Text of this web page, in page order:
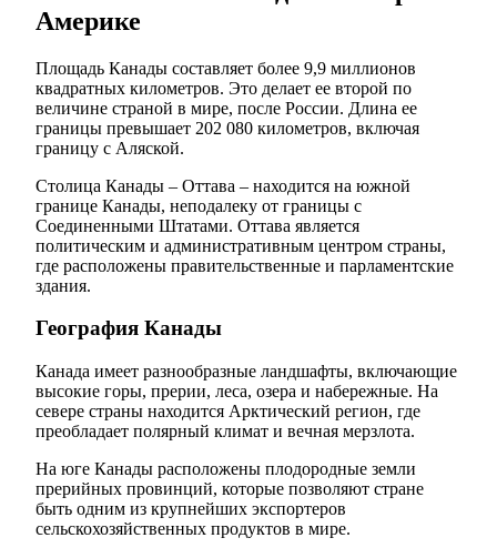
Америке
Площадь Канады составляет более 9,9 миллионов
квадратных километров. Это делает ее второй по
величине страной в мире, после России. Длина ее
границы превышает 202 080 километров, включая
границу с Аляской.
Столица Канады – Оттава – находится на южной
границе Канады, неподалеку от границы с
Соединенными Штатами. Оттава является
политическим и административным центром страны,
где расположены правительственные и парламентские
здания.
География Канады
Канада имеет разнообразные ландшафты, включающие
высокие горы, прерии, леса, озера и набережные. На
севере страны находится Арктический регион, где
преобладает полярный климат и вечная мерзлота.
На юге Канады расположены плодородные земли
прерийных провинций, которые позволяют стране
быть одним из крупнейших экспортеров
сельскохозяйственных продуктов в мире.